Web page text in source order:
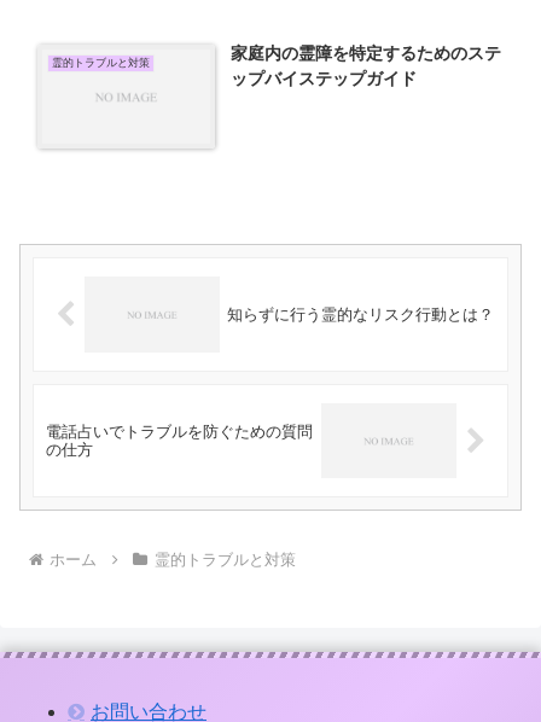
霊的トラブルと対策
家庭内の霊障を特定するためのステ
ップバイステップガイド
知らずに行う霊的なリスク行動とは？
電話占いでトラブルを防ぐための質問
の仕方
ホーム 霊的トラブルと対策
お問い合わせ